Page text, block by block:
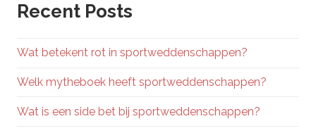
Recent Posts
Wat betekent rot in sportweddenschappen?
Welk mytheboek heeft sportweddenschappen?
Wat is een side bet bij sportweddenschappen?